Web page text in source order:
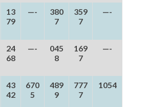
13
79
—-
380
7
359
7
—-
24
68
—-
045
8
169
7
—-
43
42
670
5
489
9
777
7
1054